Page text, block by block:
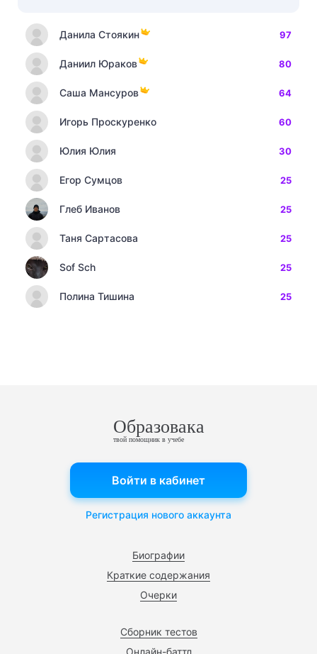
Данила Стоякин 97
Даниил Юраков 80
Саша Мансуров 64
Игорь Проскуренко 60
Юлия Юлия 30
Егор Сумцов 25
Глеб Иванов 25
Таня Сартасова 25
Sof Sch 25
Полина Тишина 25
Образовака
твой помощник в учебе
Биографии
Краткие содержания
Очерки
Сборник тестов
Онлайн-баттл
Войти в кабинет
Регистрация нового аккаунта